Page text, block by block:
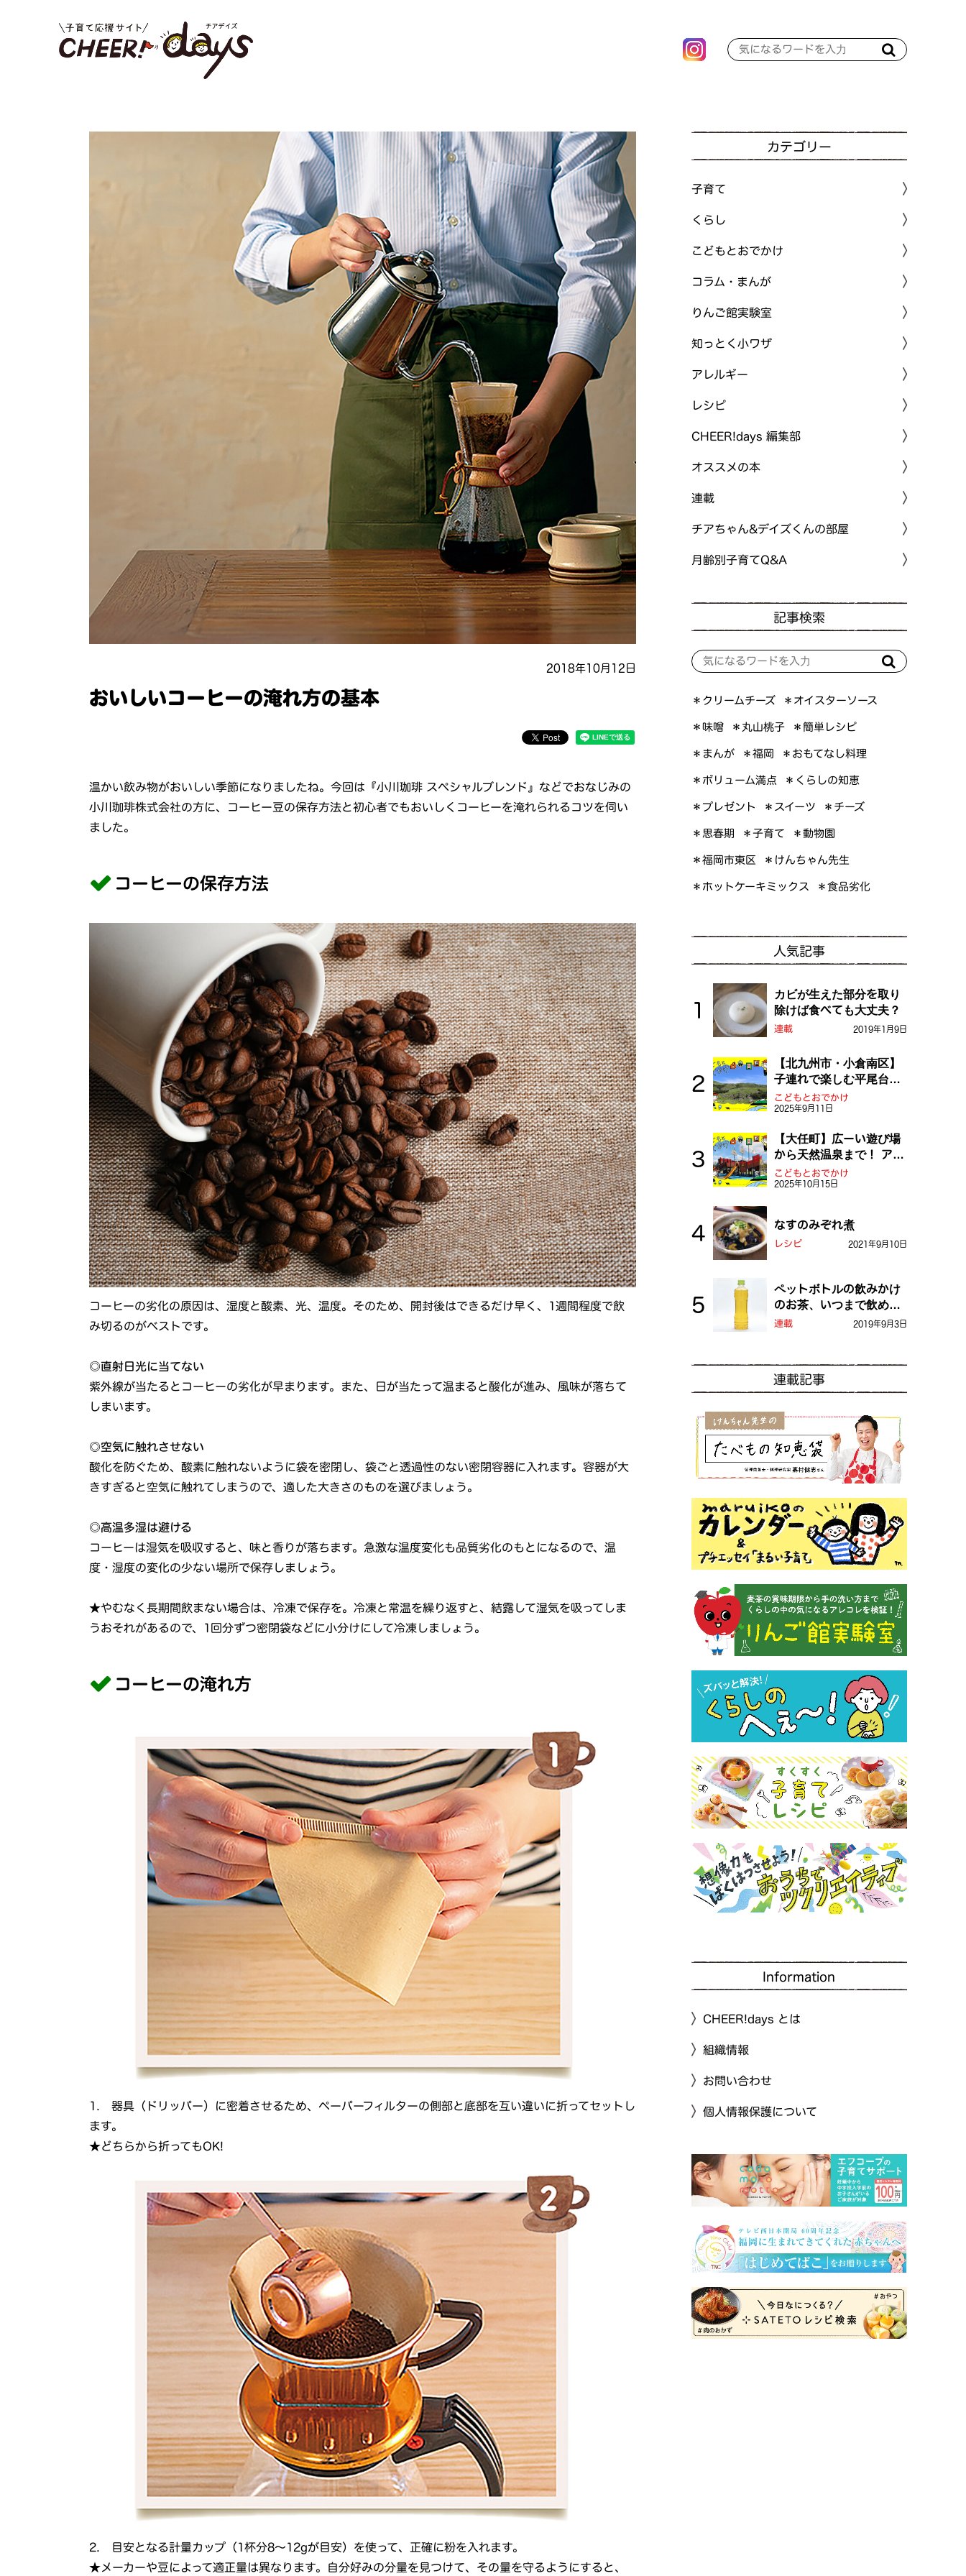
2018年10月12日
おいしいコーヒーの淹れ方の基本
温かい飲み物がおいしい季節になりましたね。今回は『小川珈琲 スペシャルブレンド』などでおなじみの
小川珈琲株式会社の方に、コーヒー豆の保存方法と初心者でもおいしくコーヒーを淹れられるコツを伺い
ました。
コーヒーの保存方法
コーヒーの劣化の原因は、湿度と酸素、光、温度。そのため、開封後はできるだけ早く、1週間程度で飲
み切るのがベストです。
◎直射日光に当てない
紫外線が当たるとコーヒーの劣化が早まります。また、日が当たって温まると酸化が進み、風味が落ちて
しまいます。
◎空気に触れさせない
酸化を防ぐため、酸素に触れないように袋を密閉し、袋ごと透過性のない密閉容器に入れます。容器が大
きすぎると空気に触れてしまうので、適した大きさのものを選びましょう。
◎高温多湿は避ける
コーヒーは湿気を吸収すると、味と香りが落ちます。急激な温度変化も品質劣化のもとになるので、温
度・湿度の変化の少ない場所で保存しましょう。
★やむなく長期間飲まない場合は、冷凍で保存を。冷凍と常温を繰り返すと、結露して湿気を吸ってしま
うおそれがあるので、1回分ずつ密閉袋などに小分けにして冷凍しましょう。
コーヒーの淹れ方
1. 器具（ドリッパー）に密着させるため、ペーパーフィルターの側部と底部を互い違いに折ってセットし
ます。
★どちらから折ってもOK!
2. 目安となる計量カップ（1杯分8〜12gが目安）を使って、正確に粉を入れます。
★メーカーや豆によって適正量は異なります。自分好みの分量を見つけて、その量を守るようにすると、
カテゴリー
子育て
くらし
こどもとおでかけ
コラム・まんが
りんご館実験室
知っとく小ワザ
アレルギー
レシピ
CHEER!days 編集部
オススメの本
連載
チアちゃん&デイズくんの部屋
月齢別子育てQ&A
記事検索
＊クリームチーズ ＊オイスターソース
＊味噌 ＊丸山桃子 ＊簡単レシピ
＊まんが ＊福岡 ＊おもてなし料理
＊ボリューム満点 ＊くらしの知恵
＊プレゼント ＊スイーツ ＊チーズ
＊思春期 ＊子育て ＊動物園
＊福岡市東区 ＊けんちゃん先生
＊ホットケーキミックス ＊食品劣化
人気記事
カビが生えた部分を取り
除けば食べても大丈夫？
連載 2019年1月9日
【北九州市・小倉南区】
子連れで楽しむ平尾台！
ふしぎな草原や千仏鍾乳
洞を探検しよう！
こどもとおでかけ
2025年9月11日
【大任町】広ーい遊び場
から天然温泉まで！ アミ
ューズメントな道の駅・
おおとう桜街道
こどもとおでかけ
2025年10月15日
なすのみぞれ煮
レシピ 2021年9月10日
ペットボトルの飲みかけ
のお茶、いつまで飲め
る？
連載 2019年9月3日
連載記事
Information
CHEER!days とは
組織情報
お問い合わせ
個人情報保護について